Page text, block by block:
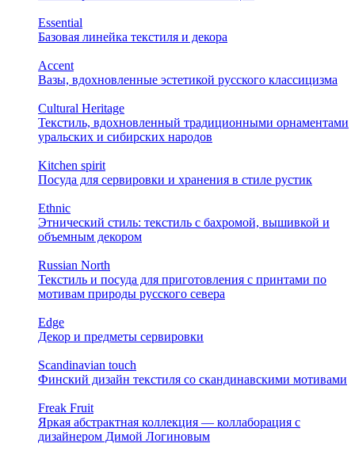
Essential
Базовая линейка текстиля и декора
Accent
Вазы, вдохновленные эстетикой русского классицизма
Cultural Heritage
Текстиль, вдохновленный традиционными орнаментами
уральских и сибирских народов
Kitchen spirit
Посуда для сервировки и хранения в стиле рустик
Ethnic
Этнический стиль: текстиль с бахромой, вышивкой и
объемным декором
Russian North
Текстиль и посуда для приготовления с принтами по
мотивам природы русского севера
Edge
Декор и предметы сервировки
Scandinavian touch
Финский дизайн текстиля со скандинавскими мотивами
Freak Fruit
Яркая абстрактная коллекция — коллаборация с
дизайнером Димой Логиновым